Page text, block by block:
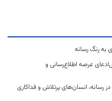
به رنگ رسانه
عرصه اطلاع‌رسانی و
رسانه، انسان‌های پرتلاش و فداکاری